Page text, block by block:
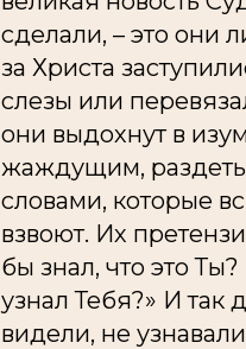
сделали, – это они
за Христа
слезы или
они выдохнут в
жаждущим,
словами, которые
взвоют. Их
бы знал, что это
узнал Тебя?» И так
видели, не